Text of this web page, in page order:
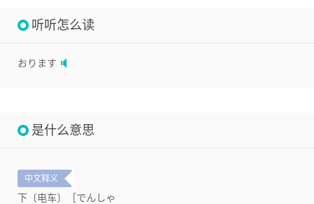
听听怎么读
おります
是什么意思
中文释义
下〔电车〕［でんしゃ